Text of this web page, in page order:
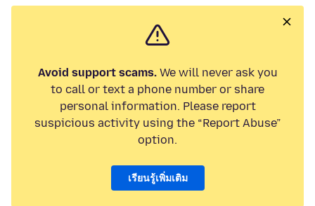
Avoid support scams.We will never ask you
to call or text a phone number or share
personal information. Please report
suspicious activity using the “Report Abuse”
option.
เรียนรู้เพิ่มเติม